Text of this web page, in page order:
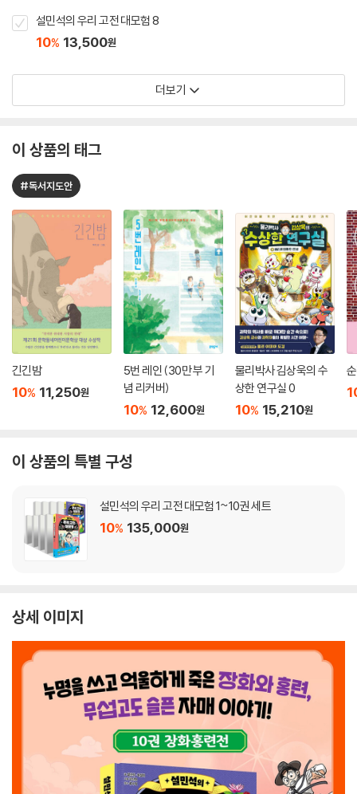
설민석의 우리 고전 대모험 8
10% 13,500원
더보기
이 상품의 태그
#독서지도안
긴긴밤
10% 11,250원
5번 레인 (30만 부 기
념 리커버)
10% 12,600원
물리박사 김상욱의 수
상한 연구실 0
10% 15,210원
이 상품의 특별 구성
설민석의 우리 고전 대모험 1~10권 세트
10% 135,000원
상세 이미지